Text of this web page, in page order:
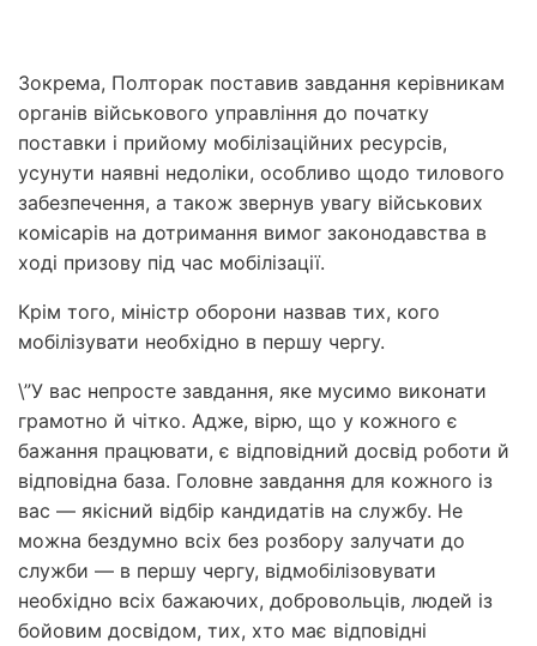
Зокрема, Полторак поставив завдання керівникам
органів військового управління до початку
поставки і прийому мобілізаційних ресурсів,
усунути наявні недоліки, особливо щодо тилового
забезпечення, а також звернув увагу військових
комісарів на дотримання вимог законодавства в
ході призову під час мобілізації.
Крім того, міністр оборони назвав тих, кого
мобілізувати необхідно в першу чергу.
\”У вас непросте завдання, яке мусимо виконати
грамотно й чітко. Адже, вірю, що у кожного є
бажання працювати, є відповідний досвід роботи й
відповідна база. Головне завдання для кожного із
вас — якісний відбір кандидатів на службу. Не
можна бездумно всіх без розбору залучати до
служби — в першу чергу, відмобілізовувати
необхідно всіх бажаючих, добровольців, людей із
бойовим досвідом, тих, хто має відповідні